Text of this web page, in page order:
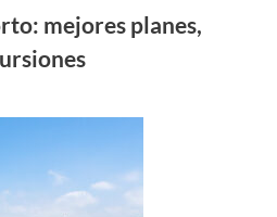
mejores planes,